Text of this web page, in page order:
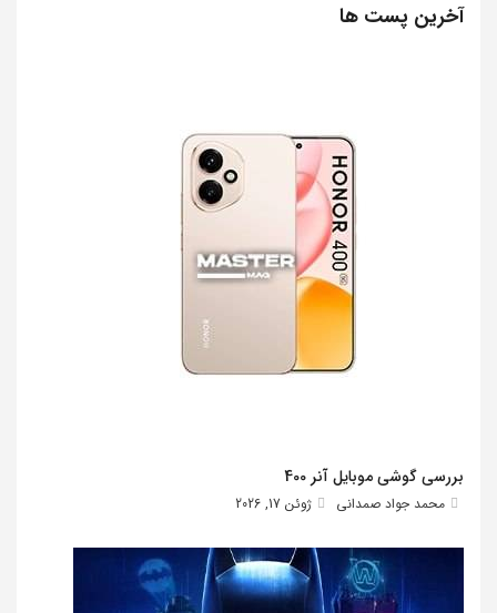
آخرین پست ها
بررسی گوشی موبایل آنر 400
محمد جواد صمدانی ژوئن 17, 2026